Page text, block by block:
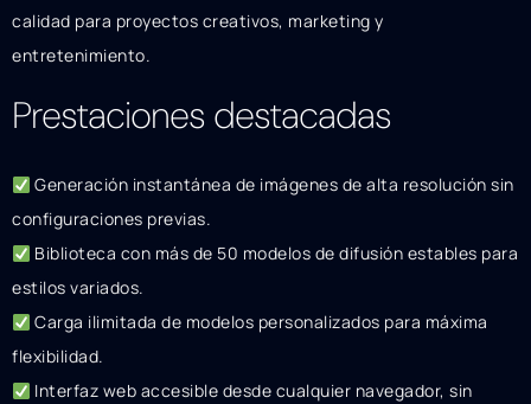
calidad para proyectos creativos, marketing y
entretenimiento.
Prestaciones destacadas
Generación instantánea de imágenes de alta resolución sin
configuraciones previas.
Biblioteca con más de 50 modelos de difusión estables para
estilos variados.
Carga ilimitada de modelos personalizados para máxima
flexibilidad.
Interfaz web accesible desde cualquier navegador, sin